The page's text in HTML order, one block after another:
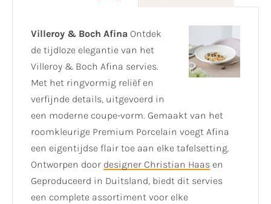
Villeroy & Boch Afina Ontdek
de tijdloze elegantie van het
Villeroy & Boch Afina servies.
Met het ringvormig reliëf en
verfijnde details, uitgevoerd in
een moderne coupe-vorm. Gemaakt van het
roomkleurige Premium Porcelain voegt Afina
een eigentijdse flair toe aan elke tafelsetting.
Ontworpen door designer Christian Haas en
Geproduceerd in Duitsland, biedt dit servies
een complete assortiment voor elke